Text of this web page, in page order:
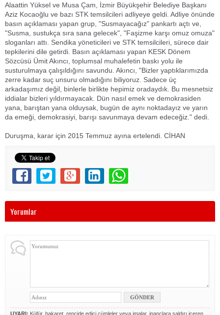
Alaattin Yüksel ve Musa Çam, İzmir Büyükşehir Belediye Başkanı
Aziz Kocaoğlu ve bazı STK temsilcileri adliyeye geldi. Adliye önünde
basın açıklaması yapan grup, "Susmayacağız" pankartı açtı ve,
"Susma, sustukça sıra sana gelecek", "Faşizme karşı omuz omuza"
sloganları attı. Sendika yöneticileri ve STK temsilcileri, sürece dair
tepkilerini dile getirdi. Basın açıklaması yapan KESK Dönem
Sözcüsü Ümit Akıncı, toplumsal muhalefetin baskı yolu ile
susturulmaya çalışıldığını savundu. Akıncı, "Bizler yaptıklarımızda
zerre kadar suç unsuru olmadığını biliyoruz. Sadece üç
arkadaşımız değil, binlerle birlikte hepimiz oradaydık. Bu mesnetsiz
iddialar bizleri yıldırmayacak. Dün nasıl emek ve demokrasiden
yana, barıştan yana olduysak, bugün de aynı noktadayız ve yarın
da emeği, demokrasiyi, barışı savunmaya devam edeceğiz." dedi.
Duruşma, karar için 2015 Temmuz ayına ertelendi. CİHAN
Yorumlar
UYARI: Küfür, hakaret, rencide edici cümleler veya imalar, inançlara saldırı içeren,